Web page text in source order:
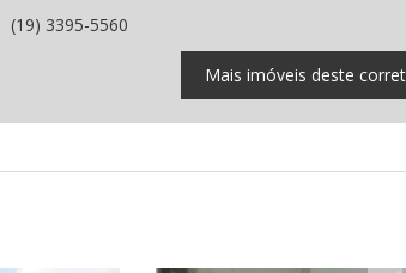
(19) 3395-5560
Mais imóveis deste